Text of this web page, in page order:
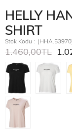
HELLY
SHIRT
Stok Kodu
1.460,00TL